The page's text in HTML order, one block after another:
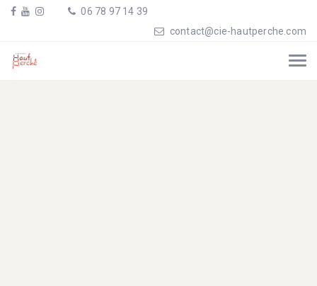
06 78 97 14 39
contact@cie-hautperche.com